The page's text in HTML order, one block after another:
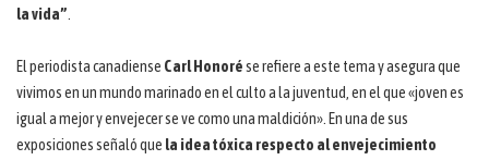
la vida”
El periodista canadiense Carl Honorése refiere a este tema y asegura que
vivimos en un mundo marinado en el culto a la juventud, en el que «joven es
igual a mejor y envejecer se ve como una maldición». En una de sus
exposiciones señaló que la idea tóxica respecto al envejecimiento